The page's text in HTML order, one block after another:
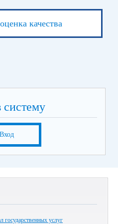
качества
систему
Вход
государственных услуг